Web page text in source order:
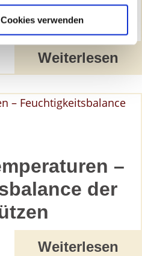
jederzeit von derCookie-
verwenden
Weiterlesen
–
der
Weiterlesen